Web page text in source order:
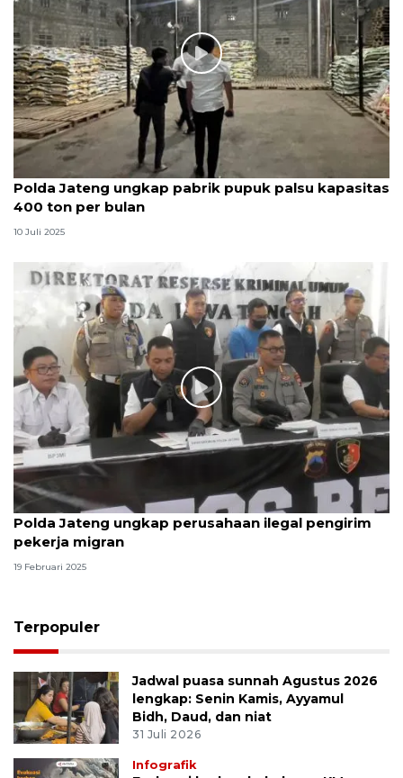
Polda Jateng ungkap pabrik pupuk palsu kapasitas
400 ton per bulan
10 Juli 2025
Polda Jateng ungkap perusahaan ilegal pengirim
pekerja migran
19 Februari 2025
Terpopuler
Jadwal puasa sunnah Agustus 2026
lengkap: Senin Kamis, Ayyamul
Bidh, Daud, dan niat
31 Juli 2026
Infografik